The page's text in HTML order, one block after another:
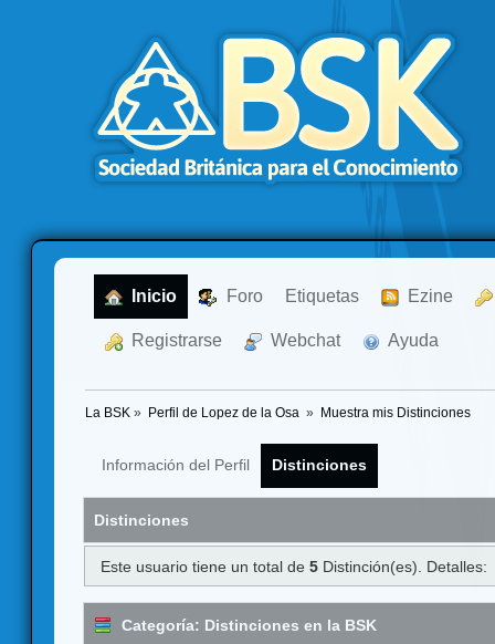
Inicio Foro Etiquetas Ezine
Registrarse Webchat Ayuda
La BSK » Perfil de Lopez de la Osa » Muestra mis Distinciones
Información del Perfil Distinciones
Distinciones
Este usuario tiene un total de5 Distinción(es). Detalles:
Categoría: Distinciones en la BSK